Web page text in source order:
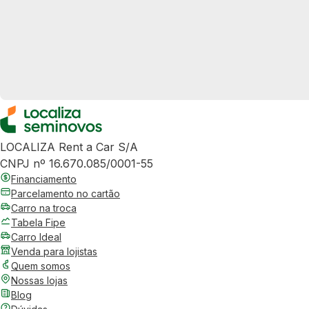
LOCALIZA Rent a Car S/A
CNPJ nº 16.670.085/0001-55
Financiamento
Parcelamento no cartão
Carro na troca
Tabela Fipe
Carro Ideal
Venda para lojistas
Quem somos
Nossas lojas
Blog